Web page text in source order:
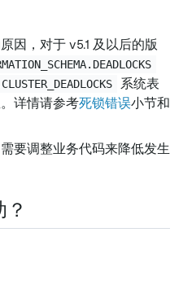
因，对于 v5.1 及以后的版
系统表
详情请参考死锁错误小节和
要调整业务代码来降低发生